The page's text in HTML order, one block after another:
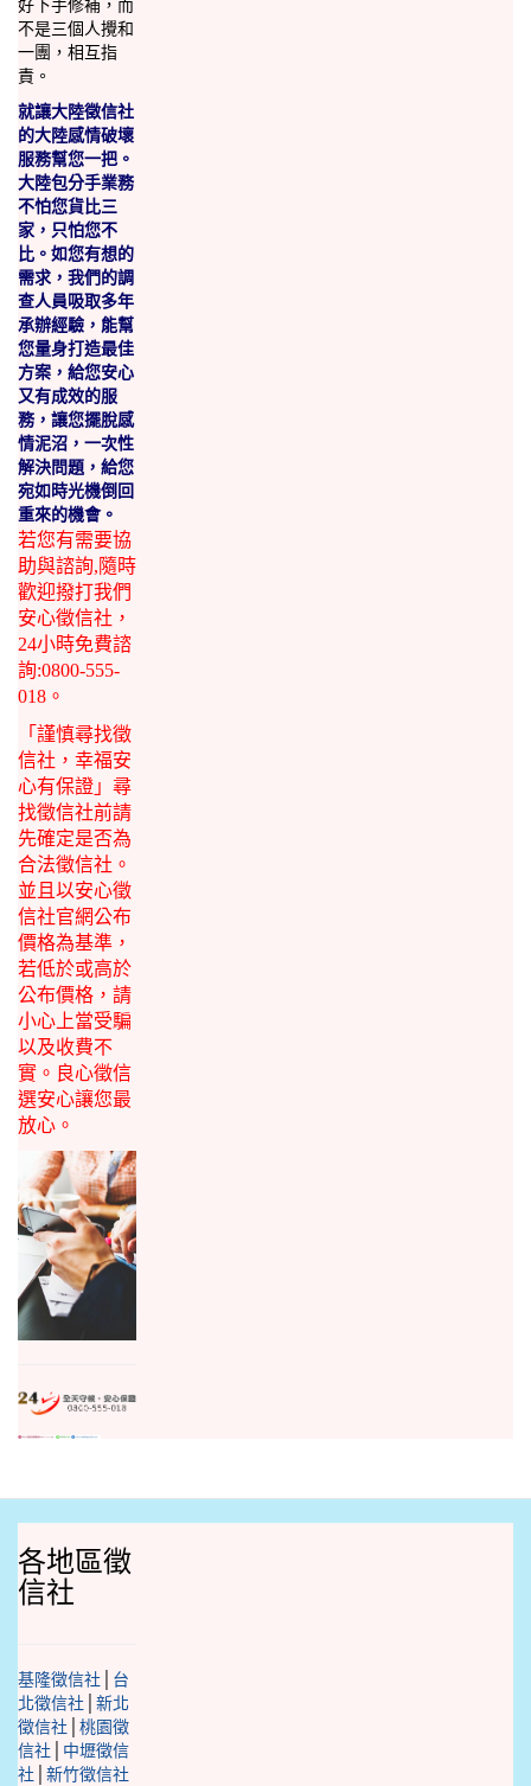
好下手修補，而
不是三個人攪和
一團，相互指
責。
就讓大陸徵信社
的大陸感情破壞
服務幫您一把。
大陸包分手業務
不怕您貨比三
家，只怕您不
比。如您有想的
需求，我們的調
查人員吸取多年
承辦經驗，能幫
您量身打造最佳
方案，給您安心
又有成效的服
務，讓您擺脫感
情泥沼，一次性
解決問題，給您
宛如時光機倒回
重來的機會。
若您有需要協
助與諮詢,隨時
歡迎撥打我們
安心徵信社，
24小時免費諮
詢:0800-555-
018。
「謹慎尋找徵
信社，幸福安
心有保證」尋
找徵信社前請
先確定是否為
合法徵信社。
並且以安心徵
信社官網公布
價格為基準，
若低於或高於
公布價格，請
小心上當受騙
以及收費不
實。良心徵信
選安心讓您最
放心。
各地區徵
信社
基隆徵信社
台
北徵信社
新北
徵信社
桃園徵
信社
中壢徵信
社
新竹徵信社